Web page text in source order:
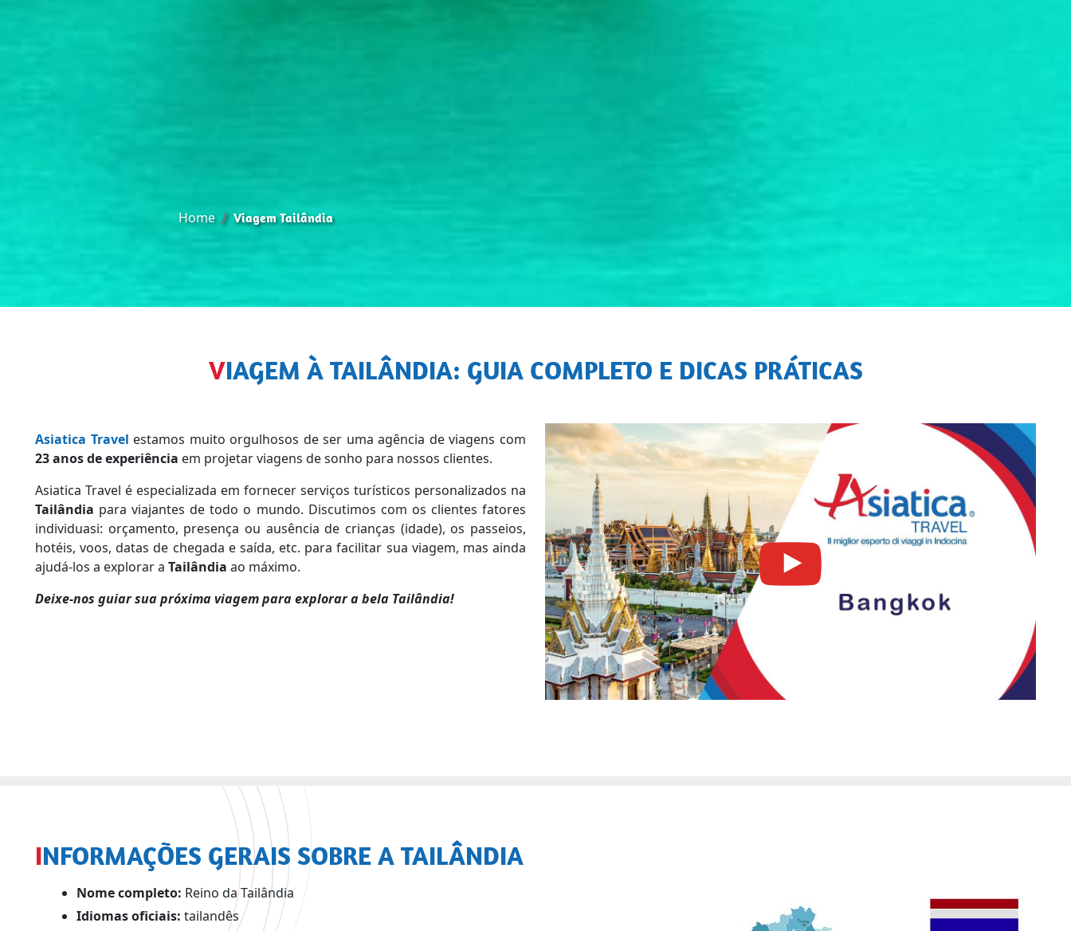
Home Viagem Tailândia
VIAGEM À TAILÂNDIA: GUIA COMPLETO E DICAS PRÁTICAS
Asiatica Travel estamos muito orgulhosos de ser uma agência de viagens com
23 anos de experiência em projetar viagens de sonho para nossos clientes.
Asiatica Travel é especializada em fornecer serviços turísticos personalizados na
Tailândia para viajantes de todo o mundo. Discutimos com os clientes fatores
individuasi: orçamento, presença ou ausência de crianças (idade), os passeios,
hotéis, voos, datas de chegada e saída, etc. para facilitar sua viagem, mas ainda
ajudá-los a explorar a Tailândia ao máximo.
Deixe-nos guiar sua próxima viagem para explorar a bela Tailândia!
INFORMAÇÕES GERAIS SOBRE A TAILÂNDIA
Nome completo: Reino da Tailândia
Idiomas oficiais: tailandês